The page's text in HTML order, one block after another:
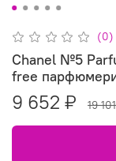
(0)
Chanel №5
free
9 652 ₽ 19